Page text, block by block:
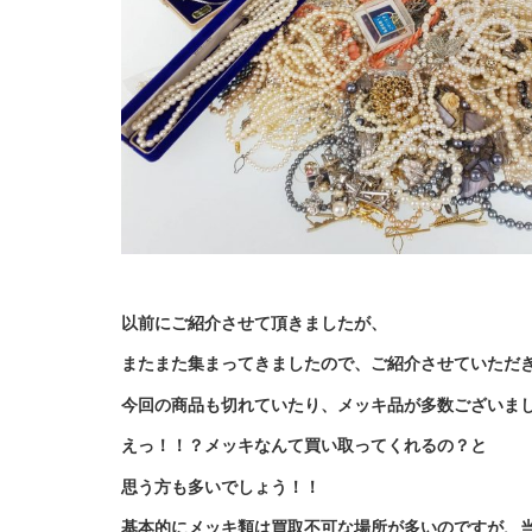
以前にご紹介させて頂きましたが、
またまた集まってきましたので、ご紹介させていただ
今回の商品も切れていたり、メッキ品が多数ございま
えっ！！？メッキなんて買い取ってくれるの？と
思う方も多いでしょう！！
基本的にメッキ類は買取不可な場所が多いのですが、